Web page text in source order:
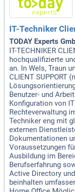
IT-Techniker
TODAY Experts
IT-TECHNIKER
hochqualifizierte
an. In Wels, Traun
CLIENT SUPPORT
Benutzer- und
Konfiguration von
Rechteverwaltung
Techniker eng mit
externen
Dokumentationen
Voraussetzungen
Ausbildung im
Berufserfahrung
Active Directory
beinhalten